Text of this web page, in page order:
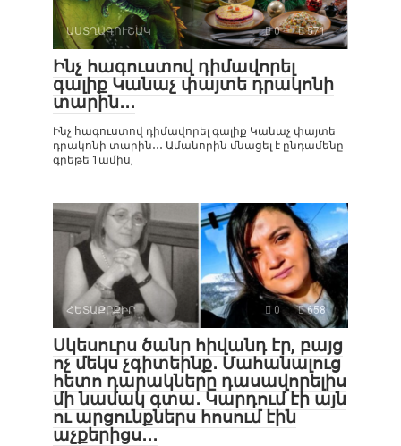
ԱՍՏՂԱԳՈՒՇԱԿ 0 571
Ինչ հագուստով դիմավորել
գալիք Կանաչ փայտե դրակոնի
տարին․․․
Ինչ հագուստով դիմավորել գալիք Կանաչ փայտե
դրակոնի տարին․․․ Ամանորին մնացել է ընդամենը
գրեթե 1ամիս,
ՀԵՏԱՔՐՔԻՐ 0 658
Սկեսուրս ծանր հիվանդ էր, բայց
ոչ մեկս չգիտեինք․ Մահանալուց
հետո դարակները դասավորելիս
մի նամակ գտա․ Կարդում էի այն
ու արցունքներս հոսում էին
աչքերիցս․․․